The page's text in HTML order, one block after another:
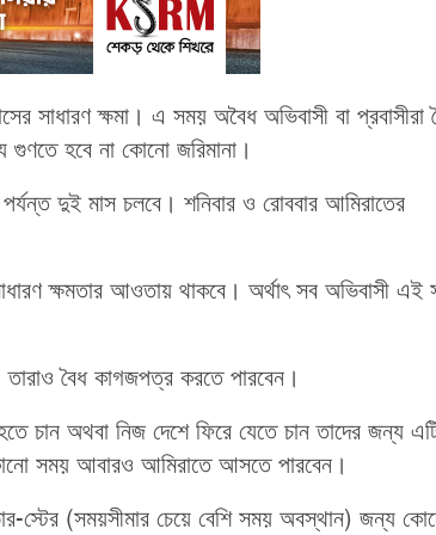
ক্ষমা। এ সময় অবৈধ অভিবাসী বা প্রবাসীরা
হবে না কোনো জরিমানা।
দুই মাস চলবে। শনিবার ও রোববার আমিরাতের
ক্ষমতার আওতায় থাকবে। অর্থাৎ সব অভিবাসী
বৈধ কাগজপত্র করতে পারবেন।
চান অথবা নিজ দেশে ফিরে যেতে চান তাদের জন্য
সময় আবারও আমিরাতে আসতে পারবেন।
স্টের (সময়সীমার চেয়ে বেশি সময় অবস্থান) জন্য